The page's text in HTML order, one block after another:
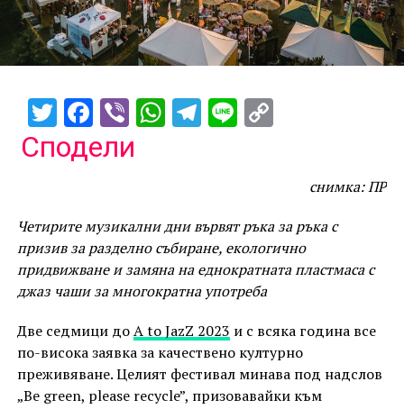
TwitterFacebook
ViberWhatsApp
Telegram
Line
Сподели
снимка: ПР
Четирите музикални дни вървят ръка за ръка с
призив за разделно събиране, екологично
придвижване и замяна на еднократната пластмаса с
джаз чаши за многократна употреба
Две седмици доA to JazZ 2023 и с всяка година все
по-висока заявка за качествено културно
преживяване. Целият фестивал минава под надслов
„Be green, please recycle”, призовавайки към